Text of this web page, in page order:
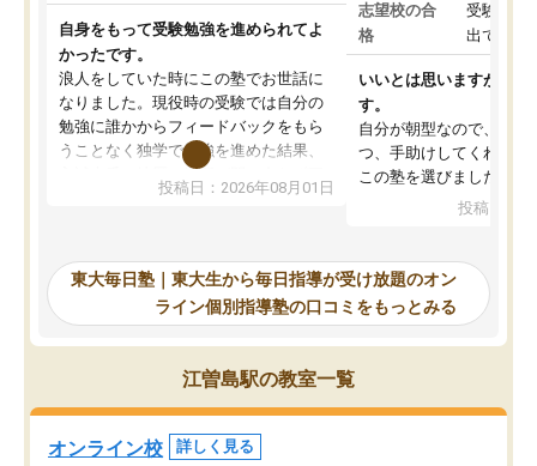
自身をもって受験勉強を進められてよ
かったです。
浪人をしていた時にこの塾でお世話に
なりました。現役時の受験では自分の
勉強に誰かからフィードバックをもら
うことなく独学で勉強を進めた結果、
入試本番に地歴の学習が間に合わず不
合格となってしまいました。その経験
東大毎日塾にたどり着きました。学習
の長期計画や日々の勉強のやり方につ
いて客観的なアドバイスをいただけた
ので、自信をもって受験勉強を進める
ことができました。自分のように勉強
のやり方や進捗管理で苦労している方
には特におすすめしたい塾です。
投稿日：2026年08月01日
志望校の合
格
受験して
出ていな
いいとは思いますが、料
す。
自分が朝型なので、自習
つ、手助けしてくれる設
この塾を選びました。
投稿日：
東大毎日塾｜東大生から毎日指導が受け放題のオン
ライン個別指導塾の口コミをもっとみる
江曽島駅の教室一覧
オンライン校 詳しく見る